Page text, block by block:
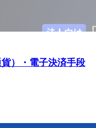
）・電子決済手段